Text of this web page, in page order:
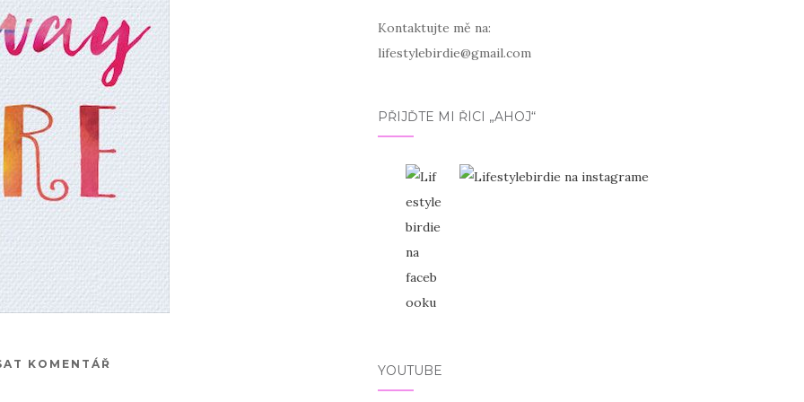
KOMENTÁŘ
Kontaktujte mě na:
lifestylebirdie@gmail.com
PŘIJĎTE MI ŘÍCI „AHOJ“
YOUTUBE